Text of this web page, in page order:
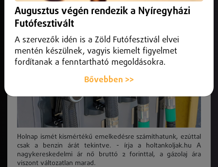
Holnap ismét kismértékű emelkedésre számíthatunk, ezúttal
csak a benzin árát tekintve. - írja a holtankoljak.hu A
nagykereskedelmi ár nő bruttó 2 forinttal, a gázolaj ára
viszont változatlan marad.
Augusztus végén rendezik a Nyíregyházi
Futófesztivált
A szervezők idén is a Zöld Futófesztivál elvei
mentén készülnek, vagyis kiemelt figyelmet
fordítanak a fenntartható megoldásokra.
Bővebben >>